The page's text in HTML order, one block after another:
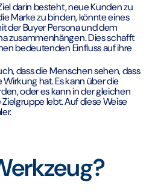
darin besteht, neue Kunden zu
Marke zu binden, könnte eines
der Buyer Persona und dem
zusammenhängen. Dies schafft
bedeutenden Einfluss auf ihre
dass die Menschen sehen, dass
hat. Es kann über die
oder es kann in der gleichen
lebt. Auf diese Weise